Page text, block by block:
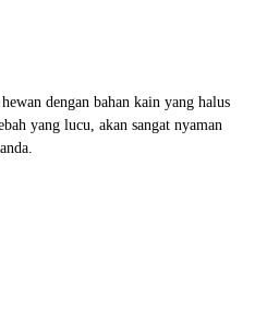
dengan bahan kain yang halus
yang lucu, akan sangat nyaman